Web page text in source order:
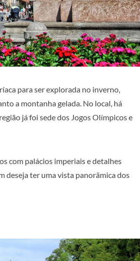
para ser explorada no inverno,
a montanha gelada. No local, há
já foi sede dos Jogos Olímpicos e
com palácios imperiais e detalhes
deseja ter uma vista panorâmica dos